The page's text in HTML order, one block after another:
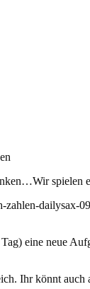
spielen
dailysax-
eine neue
Ihr könnt